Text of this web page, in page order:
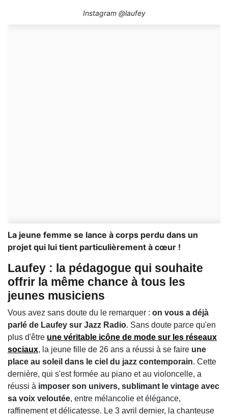
Instagram @laufey
La jeune femme se lance à corps perdu dans un
projet qui lui tient particulièrement à cœur !
Laufey : la pédagogue qui souhaite
offrir la même chance à tous les
jeunes musiciens
Vous avez sans doute du le remarquer : on vous a déjà
parlé de Laufey sur Jazz Radio. Sans doute parce qu'en
plus d'être une véritable icône de mode sur les réseaux
sociaux, la jeune fille de 26 ans a réussi à se faire une
place au soleil dans le ciel du jazz contemporain. Cette
dernière, qui s'est formée au piano et au violoncelle, a
réussi à imposer son univers, sublimant le vintage avec
sa voix veloutée, entre mélancolie et élégance,
raffinement et délicatesse. Le 3 avril dernier, la chanteuse